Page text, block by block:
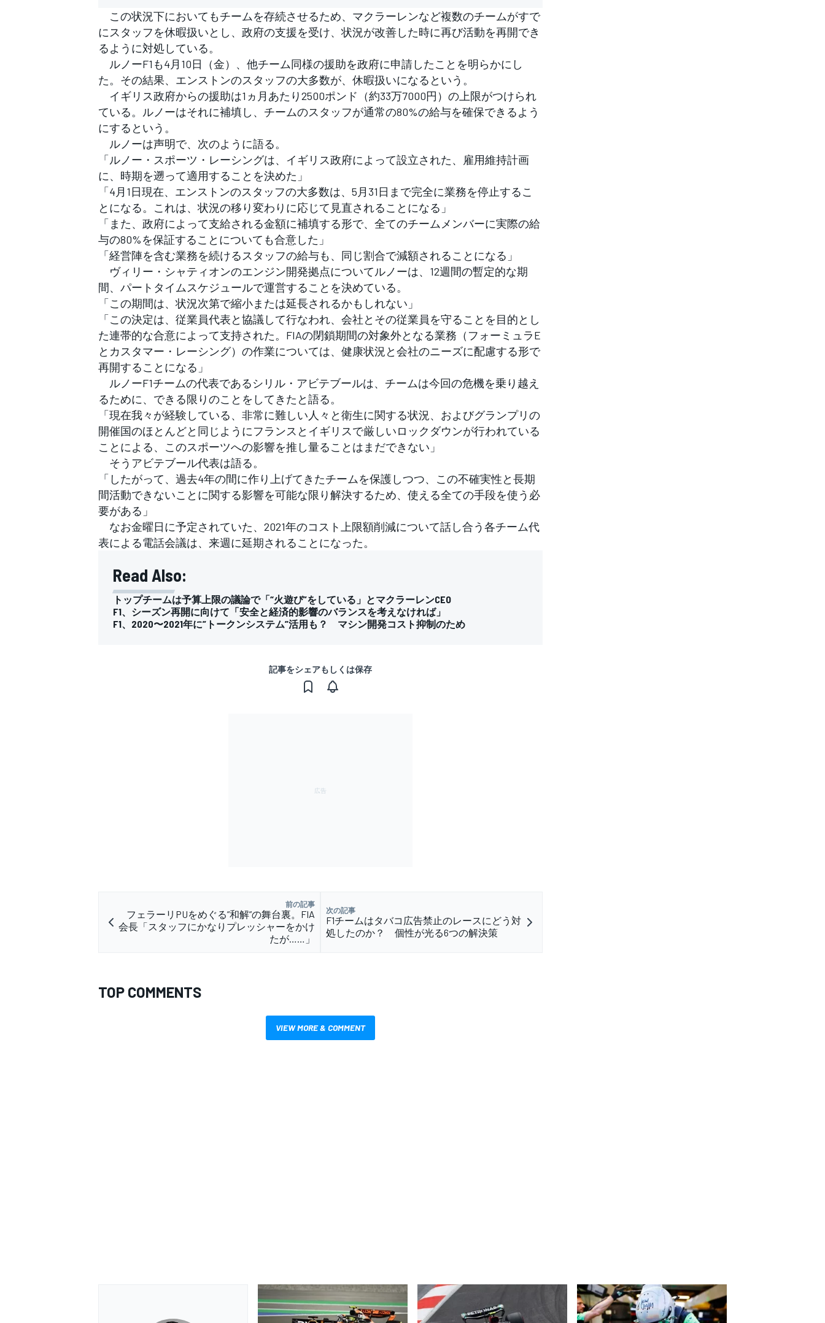
すべてのカテゴリー
この状況下においてもチームを存続させるため、マクラーレンなど複数のチームがすで
にスタッフを休暇扱いとし、政府の支援を受け、状況が改善した時に再び活動を再開でき
るように対処している。
ルノーF1も4月10日（金）、他チーム同様の援助を政府に申請したことを明らかにし
た。その結果、エンストンのスタッフの大多数が、休暇扱いになるという。
イギリス政府からの援助は1ヵ月あたり2500ポンド（約33万7000円）の上限がつけられ
ている。ルノーはそれに補填し、チームのスタッフが通常の80%の給与を確保できるよう
にするという。
ルノーは声明で、次のように語る。
「ルノー・スポーツ・レーシングは、イギリス政府によって設立された、雇用維持計画
に、時期を遡って適用することを決めた」
「4月1日現在、エンストンのスタッフの大多数は、5月31日まで完全に業務を停止するこ
とになる。これは、状況の移り変わりに応じて見直されることになる」
「また、政府によって支給される金額に補填する形で、全てのチームメンバーに実際の給
与の80%を保証することについても合意した」
「経営陣を含む業務を続けるスタッフの給与も、同じ割合で減額されることになる」
ヴィリー・シャティオンのエンジン開発拠点についてルノーは、12週間の暫定的な期
間、パートタイムスケジュールで運営することを決めている。
「この期間は、状況次第で縮小または延長されるかもしれない」
「この決定は、従業員代表と協議して行なわれ、会社とその従業員を守ることを目的とし
た連帯的な合意によって支持された。FIAの閉鎖期間の対象外となる業務（フォーミュラE
とカスタマー・レーシング）の作業については、健康状況と会社のニーズに配慮する形で
再開することになる」
ルノーF1チームの代表であるシリル・アビテブールは、チームは今回の危機を乗り越え
るために、できる限りのことをしてきたと語る。
「現在我々が経験している、非常に難しい人々と衛生に関する状況、およびグランプリの
開催国のほとんどと同じようにフランスとイギリスで厳しいロックダウンが行われている
ことによる、このスポーツへの影響を推し量ることはまだできない」
そうアビテブール代表は語る。
「したがって、過去4年の間に作り上げてきたチームを保護しつつ、この不確実性と長期
間活動できないことに関する影響を可能な限り解決するため、使える全ての手段を使う必
要がある」
なお金曜日に予定されていた、2021年のコスト上限額削減について話し合う各チーム代
表による電話会議は、来週に延期されることになった。
Read Also:
トップチームは予算上限の議論で「“火遊び”をしている」とマクラーレンCEO
F1、シーズン再開に向けて「安全と経済的影響のバランスを考えなければ」
F1、2020〜2021年に”トークンシステム”活用も？ マシン開発コスト抑制のため
記事をシェアもしくは保存
前の記事
フェラーリPUをめぐる”和解”の舞台裏。FIA
会長「スタッフにかなりプレッシャーをかけ
たが……」
次の記事
F1チームはタバコ広告禁止のレースにどう対
処したのか？ 個性が光る6つの解決策
TOP COMMENTS
VIEW MORE & COMMENT